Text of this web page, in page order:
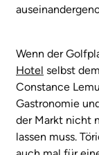
Wenn der
Hotel selbst
Constance
Gastronomie
der Markt nicht
lassen muss.